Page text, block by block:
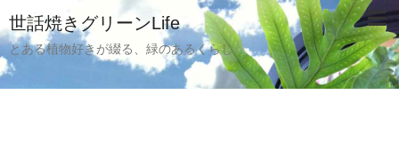
世話焼きグリーンLife
とある植物好きが綴る、緑のあるくらし